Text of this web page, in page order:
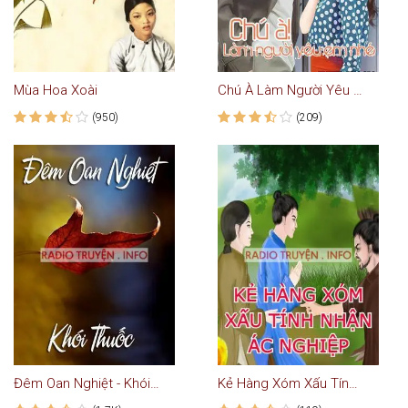
Mùa Hoa Xoài
(950)
Chú À Làm Người Yêu Em Nhé - Truyện Ngôn Tình
(209)
Đêm Oan Nghiệt - Khói Thuốc Kẻ Hàng Xóm Xấu Tính Nhận Lấy Ác Nghiệp Đáng Đời